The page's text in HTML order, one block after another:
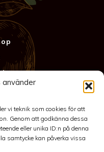
vi teknik som cookies för att
Genom att godkänna dessa
eller unika ID:n på denna
samtycke kan påverka vissa